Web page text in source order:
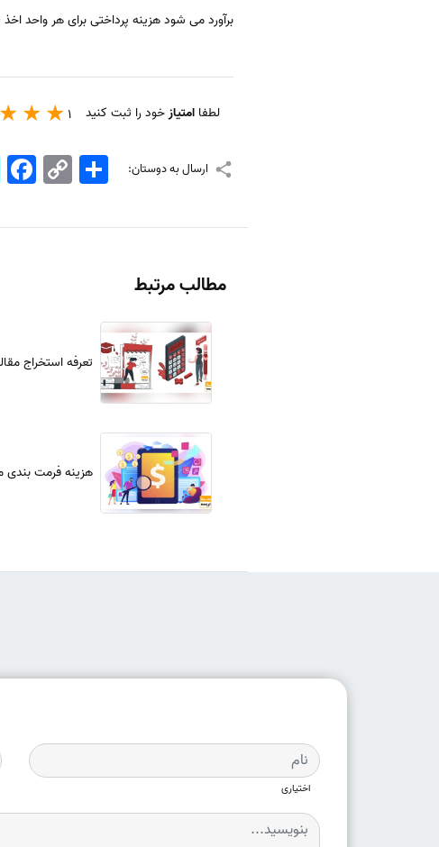
برآورد می شود هزینه پرداختی برای هر واحد اخذ شده چیزی حدود ۱۳۰ هزار تومان است که برای یک درس
لطفا امتیازخود را ثبت کنید 1
ارسال به دوستان: Copy
Link
اشتراک
مطالب مرتبط
تعرفه استخراج
هزینه فرمت بندی
اختیاری